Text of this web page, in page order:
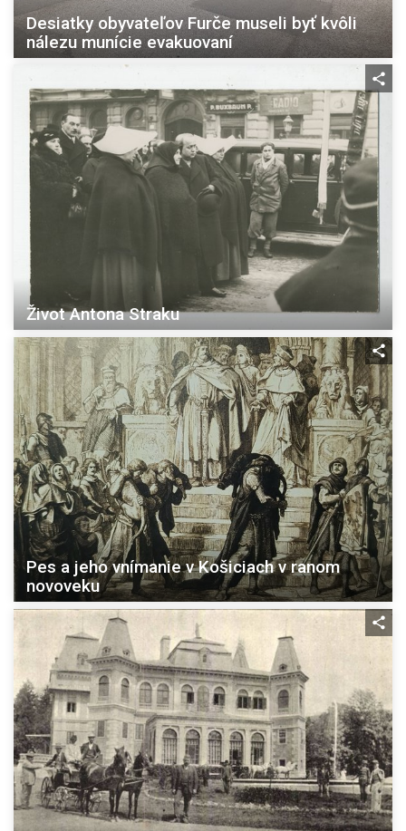
Desiatky obyvateľov Furče museli byť kvôli
nálezu munície evakuovaní
Život Antona Straku
Pes a jeho vnímanie v Košiciach v ranom
novoveku